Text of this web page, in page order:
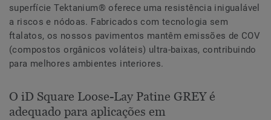
superfície Tektanium® oferece uma resistência inigualável
a riscos e nódoas. Fabricados com tecnologia sem
ftalatos, os nossos pavimentos mantêm emissões de COV
(compostos orgânicos voláteis) ultra-baixas, contribuindo
para melhores ambientes interiores.
O iD Square Loose-Lay Patine GREY é
adequado para aplicações em